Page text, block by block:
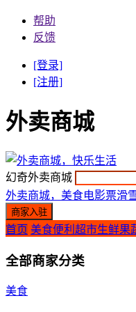
帮助
反馈
[登录]
[注册]
外卖商城
幻奇外卖商城
外卖商城，美食电影票滑
首页 美食便利超市生鲜果
全部商家分类
美食